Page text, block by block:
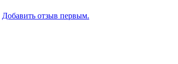
Добавить отзыв первым.